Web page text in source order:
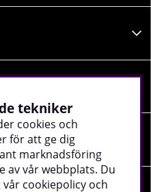
tekniker
cookies och
för att ge dig
marknadsföring
av vår webbplats. Du
cookiepolicy och